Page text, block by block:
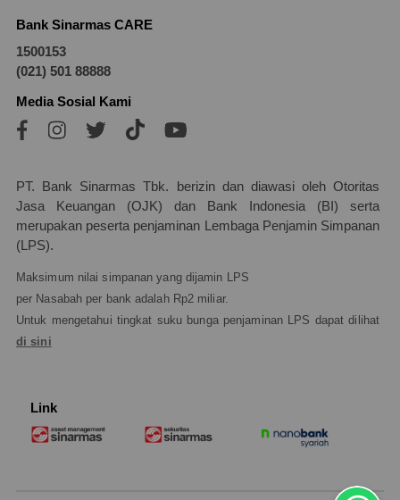
Bank Sinarmas CARE
1500153
(021) 501 88888
Media Sosial Kami
PT. Bank Sinarmas Tbk. berizin dan diawasi oleh Otoritas
Jasa Keuangan (OJK) dan Bank Indonesia (BI) serta
merupakan peserta penjaminan Lembaga Penjamin Simpanan
(LPS).
Maksimum nilai simpanan yang dijamin LPS
per Nasabah per bank adalah Rp2 miliar.
Untuk mengetahui tingkat suku bunga penjaminan LPS dapat dilihat
di sini
Link